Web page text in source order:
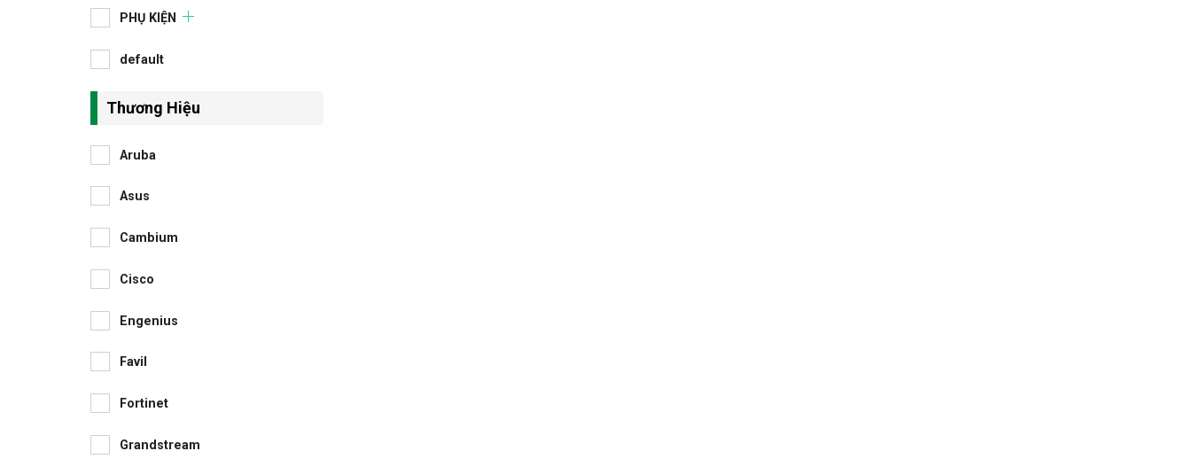
PHỤ KIỆN
default
Thương Hiệu
Aruba
Asus
Cambium
Cisco
Engenius
Favil
Fortinet
Grandstream